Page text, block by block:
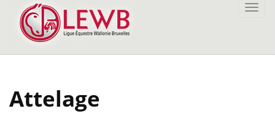
contenu
principal
Attelage